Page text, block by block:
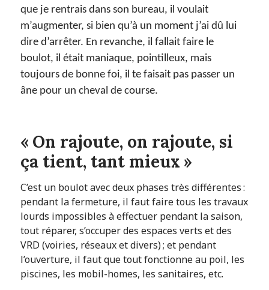
que je rentrais dans son bureau, il voulait
m’augmenter, si bien qu’à un moment j’ai dû lui
dire d’arrêter. En revanche, il fallait faire le
boulot, il était maniaque, pointilleux, mais
toujours de bonne foi, il te faisait pas passer un
âne pour un cheval de course.
« On rajoute, on rajoute, si
ça tient, tant mieux »
C’est un boulot avec deux phases très différentes :
pendant la fermeture, il faut faire tous les travaux
lourds impossibles à effectuer pendant la saison,
tout réparer, s’occuper des espaces verts et des
VRD (voiries, réseaux et divers) ; et pendant
l’ouverture, il faut que tout fonctionne au poil, les
piscines, les mobil-homes, les sanitaires, etc.